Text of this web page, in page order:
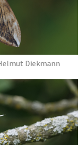
Diekmann